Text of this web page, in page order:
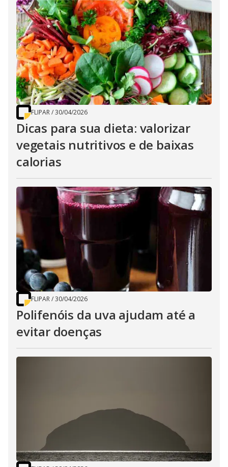
FLIPAR/30/04/2026
Dicas para sua dieta: valorizar
vegetais nutritivos e de baixas
calorias
FLIPAR/30/04/2026
Polifenóis da uva ajudam até a
evitar doenças